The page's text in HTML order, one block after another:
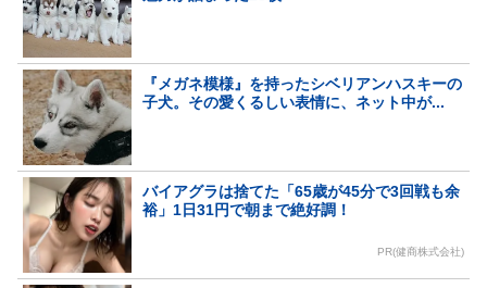
『メガネ模様』を持ったシベリアンハスキーの
子犬。その愛くるしい表情に、ネット中が...
バイアグラは捨てた「65歳が45分で3回戦も余
裕」1日31円で朝まで絶好調！
PR(健商株式会社)